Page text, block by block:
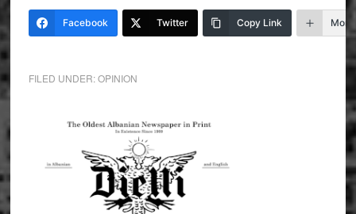
Facebook Twitter Copy Link More
FILED UNDER:OPINION